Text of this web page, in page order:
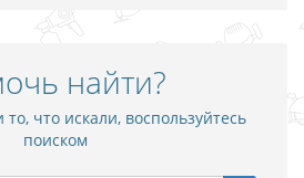
найти?
что искали, воспользуйтесь
поиском